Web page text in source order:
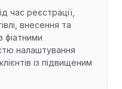
час реєстрації,
внесення та
фіатними
налаштування
із підвищеним